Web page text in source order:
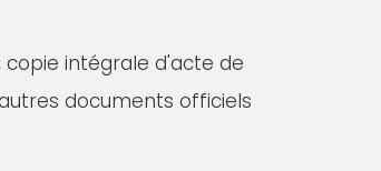
copie intégrale d'acte de
documents officiels